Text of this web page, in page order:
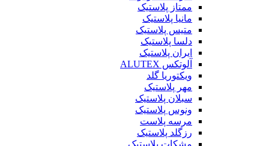
ممتاز پلاستیک
مانیا پلاستیک
متیس پلاستیک
دلسا پلاستیک
ایران پلاستیک
آلوتکس ALUTEX
ویکتوریا گلد
مهر پلاستیک
سبلان پلاستیک
ونوس پلاستیک
مرسه پلاست
رزگلد پلاستیک
مشکات پلاستیک